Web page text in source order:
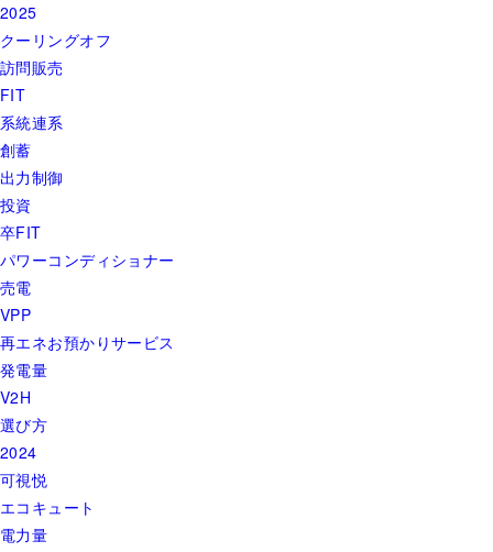
2025
クーリングオフ
訪問販売
FIT
系統連系
創蓄
出力制御
投資
卒FIT
パワーコンディショナー
売電
VPP
再エネお預かりサービス
発電量
V2H
選び方
2024
可視悦
エコキュート
電力量